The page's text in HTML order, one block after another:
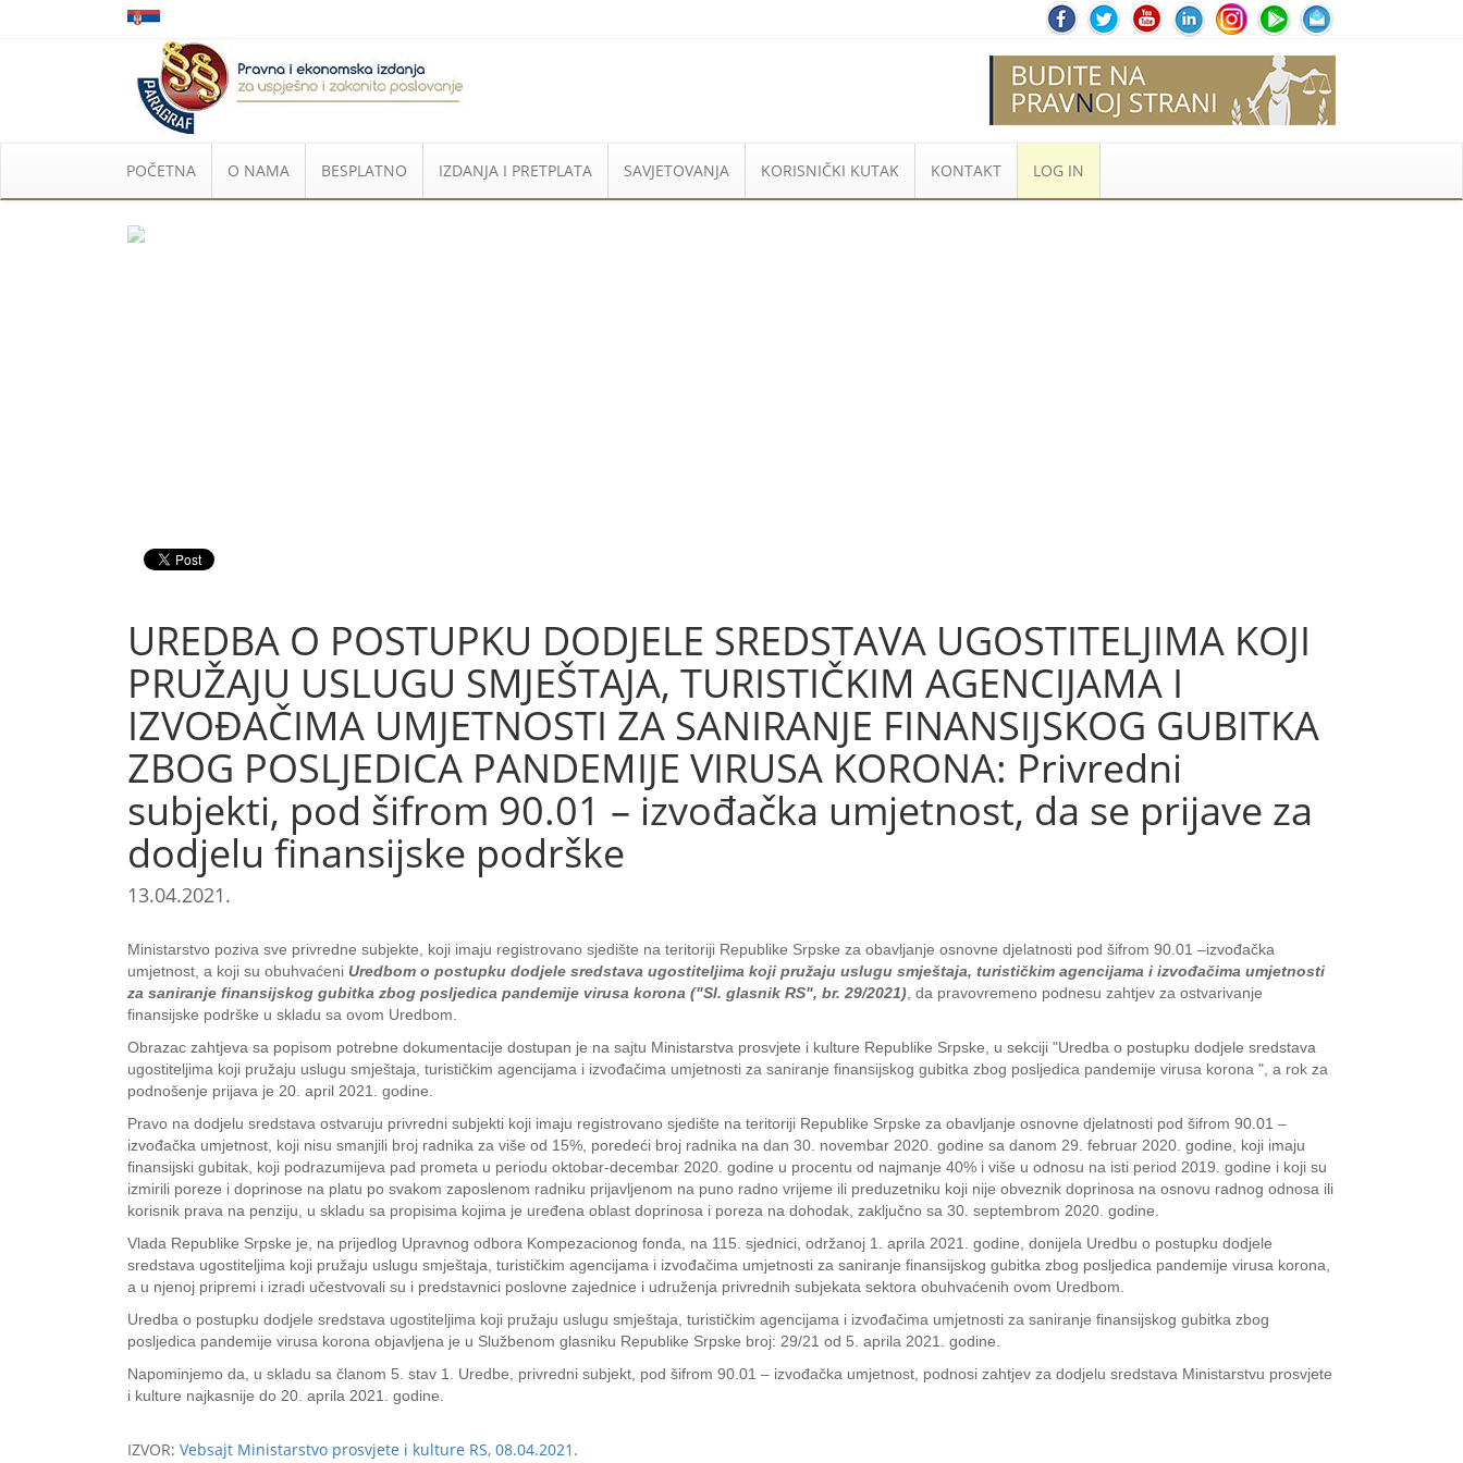
POČETNA O NAMA BESPLATNO IZDANJA I PRETPLATA SAVJETOVANJA KORISNIČKI KUTAK KONTAKT LOG IN
UREDBA O POSTUPKU DODJELE SREDSTAVA UGOSTITELJIMA KOJI
PRUŽAJU USLUGU SMJEŠTAJA, TURISTIČKIM AGENCIJAMA I
IZVOĐAČIMA UMJETNOSTI ZA SANIRANJE FINANSIJSKOG GUBITKA
ZBOG POSLJEDICA PANDEMIJE VIRUSA KORONA: Privredni
subjekti, pod šifrom 90.01 – izvođačka umjetnost, da se prijave za
dodjelu finansijske podrške
13.04.2021.
Ministarstvo poziva sve privredne subjekte, koji imaju registrovano sjedište na teritoriji Republike Srpske za obavljanje osnovne djelatnosti pod šifrom 90.01 –izvođačka
umjetnost, a koji su obuhvaćeni Uredbom o postupku dodjele sredstava ugostiteljima koji pružaju uslugu smještaja, turističkim agencijama i izvođačima umjetnosti
za saniranje finansijskog gubitka zbog posljedica pandemije virusa korona ("Sl. glasnik RS", br. 29/2021) , da pravovremeno podnesu zahtjev za ostvarivanje
finansijske podrške u skladu sa ovom Uredbom.
Obrazac zahtjeva sa popisom potrebne dokumentacije dostupan je na sajtu Ministarstva prosvjete i kulture Republike Srpske, u sekciji "Uredba o postupku dodjele sredstava
ugostiteljima koji pružaju uslugu smještaja, turističkim agencijama i izvođačima umjetnosti za saniranje finansijskog gubitka zbog posljedica pandemije virusa korona ", a rok za
podnošenje prijava je 20. april 2021. godine.
Pravo na dodjelu sredstava ostvaruju privredni subjekti koji imaju registrovano sjedište na teritoriji Republike Srpske za obavljanje osnovne djelatnosti pod šifrom 90.01 –
izvođačka umjetnost, koji nisu smanjili broj radnika za više od 15%, poredeći broj radnika na dan 30. novembar 2020. godine sa danom 29. februar 2020. godine, koji imaju
finansijski gubitak, koji podrazumijeva pad prometa u periodu oktobar-decembar 2020. godine u procentu od najmanje 40% i više u odnosu na isti period 2019. godine i koji su
izmirili poreze i doprinose na platu po svakom zaposlenom radniku prijavljenom na puno radno vrijeme ili preduzetniku koji nije obveznik doprinosa na osnovu radnog odnosa ili
korisnik prava na penziju, u skladu sa propisima kojima je uređena oblast doprinosa i poreza na dohodak, zaključno sa 30. septembrom 2020. godine.
Vlada Republike Srpske je, na prijedlog Upravnog odbora Kompezacionog fonda, na 115. sjednici, održanoj 1. aprila 2021. godine, donijela Uredbu o postupku dodjele
sredstava ugostiteljima koji pružaju uslugu smještaja, turističkim agencijama i izvođačima umjetnosti za saniranje finansijskog gubitka zbog posljedica pandemije virusa korona,
a u njenoj pripremi i izradi učestvovali su i predstavnici poslovne zajednice i udruženja privrednih subjekata sektora obuhvaćenih ovom Uredbom.
Uredba o postupku dodjele sredstava ugostiteljima koji pružaju uslugu smještaja, turističkim agencijama i izvođačima umjetnosti za saniranje finansijskog gubitka zbog
posljedica pandemije virusa korona objavljena je u Službenom glasniku Republike Srpske broj: 29/21 od 5. aprila 2021. godine.
Napominjemo da, u skladu sa članom 5. stav 1. Uredbe, privredni subjekt, pod šifrom 90.01 – izvođačka umjetnost, podnosi zahtjev za dodjelu sredstava Ministarstvu prosvjete
i kulture najkasnije do 20. aprila 2021. godine.
IZVOR: Vebsajt Ministarstvo prosvjete i kulture RS, 08.04.2021.